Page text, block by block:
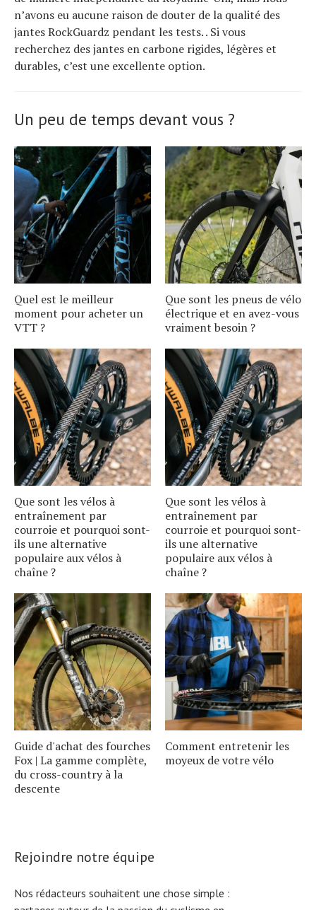
n’avons eu aucune raison de douter de la qualité des
jantes RockGuardz pendant les tests. . Si vous
recherchez des jantes en carbone rigides, légères et
durables, c’est une excellente option.
Un peu de temps devant vous ?
Quel est le meilleur
moment pour acheter un
VTT ?
Que sont les pneus de vélo
électrique et en avez-vous
vraiment besoin ?
Que sont les vélos à
entraînement par
courroie et pourquoi sont-
ils une alternative
populaire aux vélos à
chaîne ?
Que sont les vélos à
entraînement par
courroie et pourquoi sont-
ils une alternative
populaire aux vélos à
chaîne ?
Guide d'achat des fourches
Fox | La gamme complète,
du cross-country à la
descente
Comment entretenir les
moyeux de votre vélo
Rejoindre notre équipe
Nos rédacteurs souhaitent une chose simple :